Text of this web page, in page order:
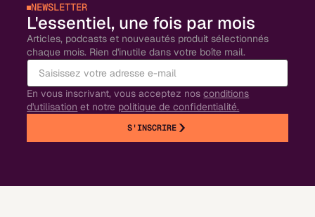
NEWSLETTER
L'essentiel, une fois par mois
Articles, podcasts et nouveautés produit sélectionnés
chaque mois. Rien d'inutile dans votre boîte mail.
En vous inscrivant, vous acceptez nosconditions
d'utilisation et notre politique de confidentialité.
S'INSCRIRE